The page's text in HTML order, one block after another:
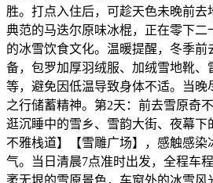
胜。打点入住后，可趁天色未晚前去
典范的马迭尔原味冰棍，正在零下二
的冰雪饮食文化。温暖提醒，冬季
备，包罗加厚羽绒服、加绒雪地靴、
等，避免因低温导致身体不适。当晚
之行储蓄精神。第2天：前去雪原
逛沉睡中的雪乡、雪韵大街、夜幕下
不雅栈道】【雪雕广场】，感触感染
气。当日清晨7点准时出发，全程车
袤无垠的雪原景色，车窗外的冰雪风